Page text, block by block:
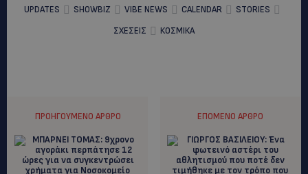
UPDATES SHOWBIZ VIBE NEWS CALENDAR
STORIES
ΣΧΕΣΕΙΣ
ΚΟΣΜΙΚΑ
ΠΡΟΗΓΟΎΜΕΝΟ ΆΡΘΡΟ ΕΠΌΜΕΝΟ ΆΡΘΡΟ